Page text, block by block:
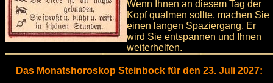
Wenn Ihnen an diesem Tag der
Kopf qualmen sollte, machen Sie
einen langen Spaziergang. Er
wird Sie entspannen und Ihnen
weiterhelfen.
Das Monatshoroskop Steinbock für den 23. Juli 2027: